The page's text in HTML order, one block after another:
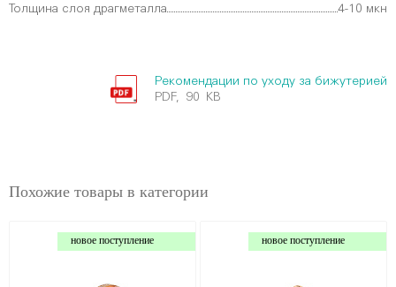
Толщина слоя драгметалла 4-10 мкн
Рекомендации по уходу за бижутерией
PDF, 90 KB
Похожие товары в категории
новое поступление новое поступление